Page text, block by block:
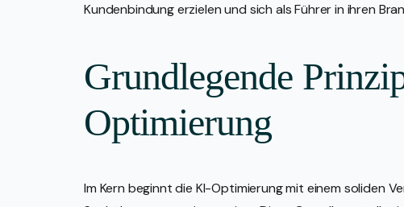
Kundenbindung erzielen und sich als Führer in ihren
Grundlegende
Optimierung
Im Kern beginnt die KI-Optimierung mit einem soliden